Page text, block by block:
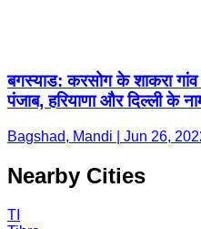
बगस्याड: करसोग के शाकरा
पंजाब, हरियाणा और दिल्ली के
Bagshad, Mandi | Jun 26,
Nearby Cities
TI